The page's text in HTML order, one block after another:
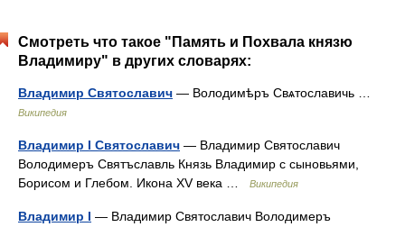
Смотреть что такое "Память и Похвала князю
Владимиру" в других словарях:
Владимир Святославич — Володимѣръ Свѧтославичь …
Википедия
Владимир I Святославич — Владимир Святославич
Володимеръ Святъславль Князь Владимир с сыновьями,
Борисом и Глебом. Икона XV века …
Википедия
Владимир I — Владимир Святославич Володимеръ